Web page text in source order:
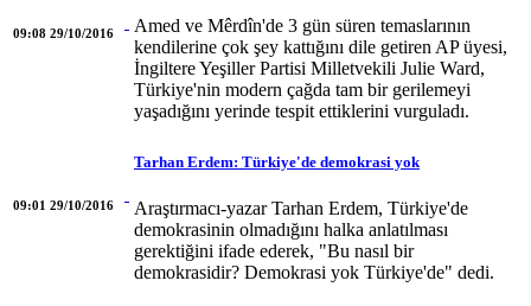
09:08 29/10/2016
Amed ve Mêrdîn'de 3 gün süren temaslarının
kendilerine çok şey kattığını dile getiren AP üyesi,
İngiltere Yeşiller Partisi Milletvekili Julie Ward,
Türkiye'nin modern çağda tam bir gerilemeyi
yaşadığını yerinde tespit ettiklerini vurguladı.
09:01 29/10/2016
Tarhan Erdem: Türkiye'de demokrasi yok
Araştırmacı-yazar Tarhan Erdem, Türkiye'de
demokrasinin olmadığını halka anlatılması
gerektiğini ifade ederek, "Bu nasıl bir
demokrasidir? Demokrasi yok Türkiye'de" dedi.